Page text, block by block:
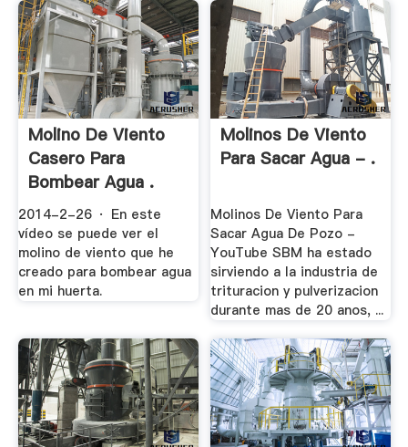
Molino De Viento
Casero Para
Bombear Agua .
2014-2-26 · En este
vídeo se puede ver el
molino de viento que he
creado para bombear agua
en mi huerta.
Molinos De Viento
Para Sacar Agua - .
Molinos De Viento Para
Sacar Agua De Pozo -
YouTube SBM ha estado
sirviendo a la industria de
trituracion y pulverizacion
durante mas de 20 anos, ...